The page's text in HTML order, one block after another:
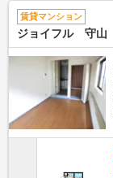
賃貸マンション
ジョイフル 守山